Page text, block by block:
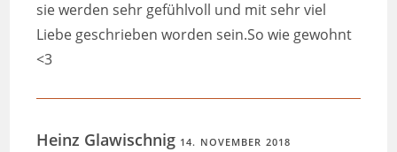
sie werden sehr gefühlvoll und mit sehr viel
Liebe geschrieben worden sein.So wie gewohnt
<3
Heinz Glawischnig 14. NOVEMBER 2018